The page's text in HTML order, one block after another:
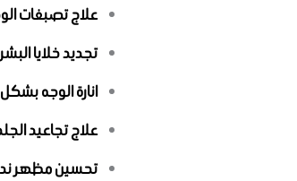
علاج تصبغات
تجديد خلايا
انارة الوجه
علاج تجاعيد
تحسين مظهر